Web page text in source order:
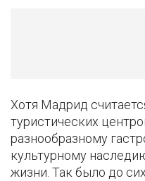
Хотя Мадрид
туристических
разнообразному
культурному
жизни. Так было до